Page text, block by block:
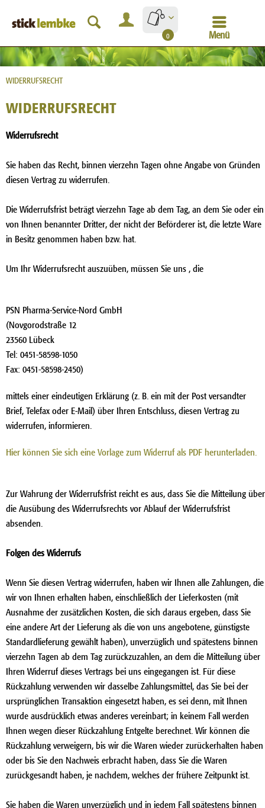
0 Menü
WIDERRUFSRECHT
WIDERRUFSRECHT
Widerrufsrecht
Sie haben das Recht, binnen vierzehn Tagen ohne Angabe von Gründen
diesen Vertrag zu widerrufen.
Die Widerrufsfrist beträgt vierzehn Tage ab dem Tag, an dem Sie oder ein
von Ihnen benannter Dritter, der nicht der Beförderer ist, die letzte Ware
in Besitz genommen haben bzw. hat.
Um Ihr Widerrufsrecht auszuüben, müssen Sie uns , die
PSN Pharma-Service-Nord GmbH
(Novgorodstraße 12
23560 Lübeck
Tel: 0451-58598-1050
Fax: 0451-58598-2450)
mittels einer eindeutigen Erklärung (z. B. ein mit der Post versandter
Brief, Telefax oder E-Mail) über Ihren Entschluss, diesen Vertrag zu
widerrufen, informieren.
Hier können Sie sich eine Vorlage zum Widerruf als PDF herunterladen.
Zur Wahrung der Widerrufsfrist reicht es aus, dass Sie die Mitteilung über
die Ausübung des Widerrufsrechts vor Ablauf der Widerrufsfrist
absenden.
Folgen des Widerrufs
Wenn Sie diesen Vertrag widerrufen, haben wir Ihnen alle Zahlungen, die
wir von Ihnen erhalten haben, einschließlich der Lieferkosten (mit
Ausnahme der zusätzlichen Kosten, die sich daraus ergeben, dass Sie
eine andere Art der Lieferung als die von uns angebotene, günstigste
Standardlieferung gewählt haben), unverzüglich und spätestens binnen
vierzehn Tagen ab dem Tag zurückzuzahlen, an dem die Mitteilung über
Ihren Widerruf dieses Vertrags bei uns eingegangen ist. Für diese
Rückzahlung verwenden wir dasselbe Zahlungsmittel, das Sie bei der
ursprünglichen Transaktion eingesetzt haben, es sei denn, mit Ihnen
wurde ausdrücklich etwas anderes vereinbart; in keinem Fall werden
Ihnen wegen dieser Rückzahlung Entgelte berechnet. Wir können die
Rückzahlung verweigern, bis wir die Waren wieder zurückerhalten haben
oder bis Sie den Nachweis erbracht haben, dass Sie die Waren
zurückgesandt haben, je nachdem, welches der frühere Zeitpunkt ist.
Sie haben die Waren unverzüglich und in jedem Fall spätestens binnen